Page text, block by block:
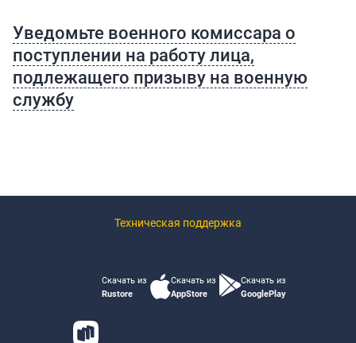
Уведомьте военного комиссара о
поступлении на работу лица,
подлежащего призыву на военную
службу
Техническая поддержка
Скачать из
Rustore
Скачать из
AppStore
Скачать из
GooglePlay